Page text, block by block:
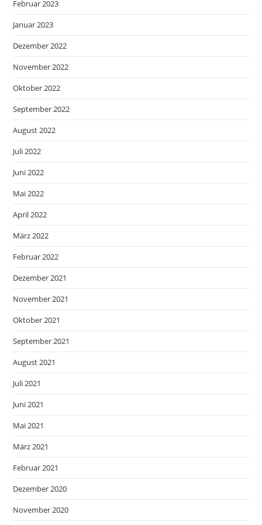
Februar 2023
Januar 2023
Dezember 2022
November 2022
Oktober 2022
September 2022
August 2022
Juli 2022
Juni 2022
Mai 2022
April 2022
März 2022
Februar 2022
Dezember 2021
November 2021
Oktober 2021
September 2021
August 2021
Juli 2021
Juni 2021
Mai 2021
März 2021
Februar 2021
Dezember 2020
November 2020